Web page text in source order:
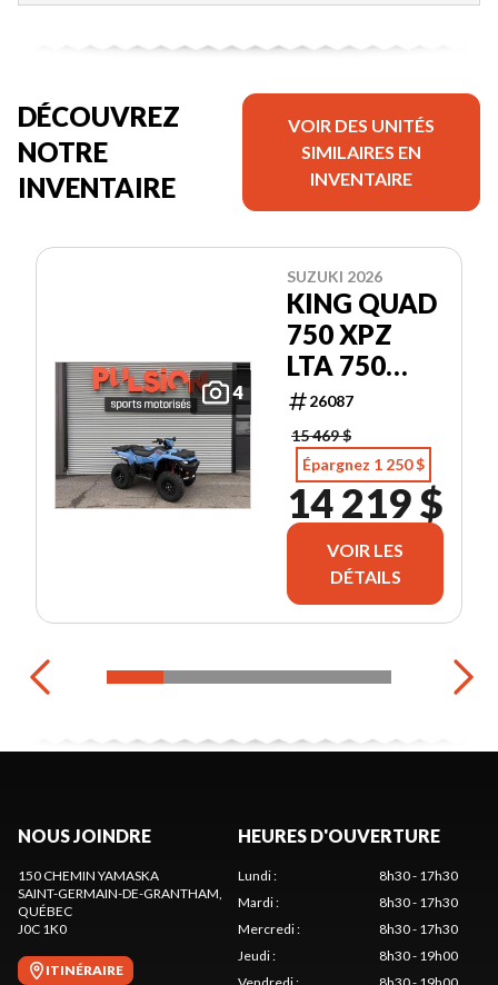
DÉCOUVREZ
NOTRE
INVENTAIRE
VOIR DES UNITÉS
SIMILAIRES EN
INVENTAIRE
4
SUZUKI 2026
KING QUAD
750 XPZ
LTA 750
XPZ
26087
15 469 $
Épargnez 1 250 $
14 219 $
VOIR LES
DÉTAILS
NOUS JOINDRE
150 CHEMIN YAMASKA
SAINT-GERMAIN-DE-GRANTHAM
QUÉBEC
J0C 1K0
ITINÉRAIRE
HEURES D'OUVERTURE
Lundi:
8h30 - 17h30
Mardi:
8h30 - 17h30
Mercredi:
8h30 - 17h30
Jeudi:
8h30 - 19h00